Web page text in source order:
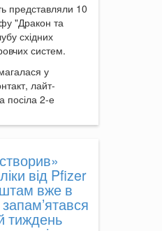
представляли 10
"Дракон та
східних
систем.
у
лайт-
посіла 2-е
від Pfizer
вже в
тиждень